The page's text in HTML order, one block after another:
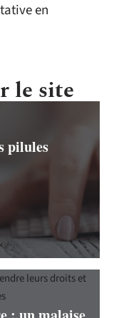
en
le site
pilules